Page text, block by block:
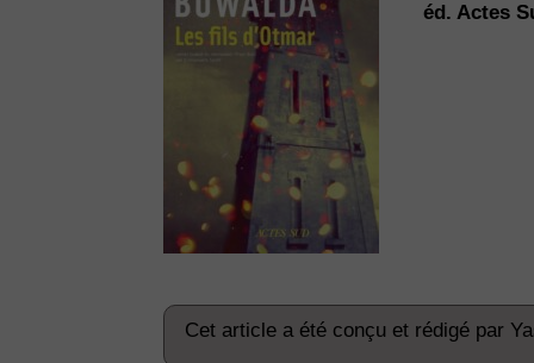
éd. Actes
Cet article a été conçu et rédigé par